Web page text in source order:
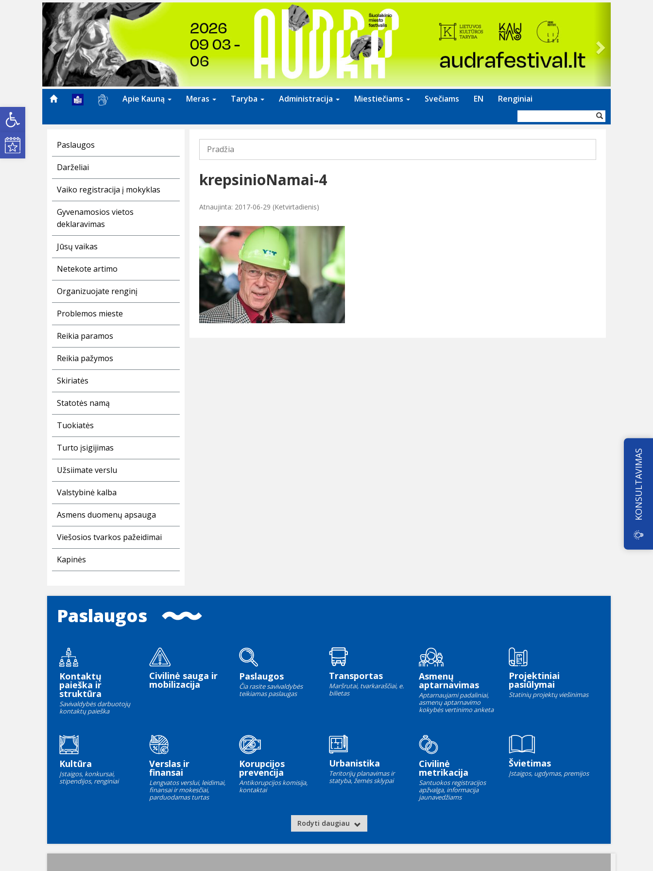
Open toolbar
Kultūros renginiai
Previous
Apie Kauną Meras Taryba Administracija Miestiečiams Svečiams EN Renginiai
forma
Paslaugos
Darželiai
Vaiko registracija į mokyklas
Gyvenamosios vietos
deklaravimas
Jūsų vaikas
Netekote artimo
Organizuojate renginį
Problemos mieste
Reikia paramos
Reikia pažymos
Skiriatės
Statotės namą
Tuokiatės
Turto įsigijimas
Užsiimate verslu
Valstybinė kalba
Asmens duomenų apsauga
Viešosios tvarkos pažeidimai
Kapinės
Pradžia
krepsinioNamai-4
Atnaujinta: 2017-06-29 (Ketvirtadienis)
Paslaugos
Kontaktų
paieška ir
struktūra
Savivaldybės darbuotojų
kontaktų paieška
Civilinė sauga ir
mobilizacija
Paslaugos
Čia rasite savivaldybės
teikiamas paslaugas
Transportas
Maršrutai, tvarkaraščiai, e.
bilietas
Asmenų
aptarnavimas
Aptarnaujami padaliniai,
asmenų aptarnavimo
kokybės vertinimo anketa
Projektiniai
pasiūlymai
Statinių projektų viešinimas
Kultūra
Įstaigos, konkursai,
stipendijos, renginiai
Verslas ir
finansai
Lengvatos verslui, leidimai,
finansai ir mokesčiai,
parduodamas turtas
Korupcijos
prevencija
Antikorupcijos komisija,
kontaktai
Urbanistika
Teritorijų planavimas ir
statyba, žemės sklypai
Civilinė
metrikacija
Santuokos registracijos
apžvalga, informacija
jaunavedžiams
Švietimas
Įstaigos, ugdymas, premijos
Rodyti daugiau
KONSULTAVIMAS